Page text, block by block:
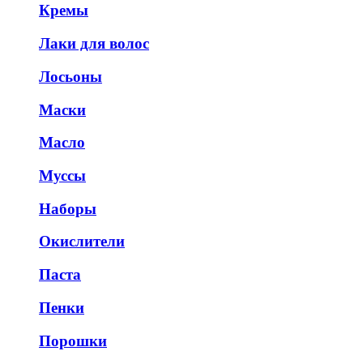
Кремы
Лаки для волос
Лосьоны
Маски
Масло
Муссы
Наборы
Окислители
Паста
Пенки
Порошки